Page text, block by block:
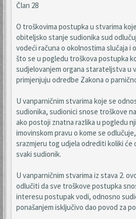
Član 28
O troškovima postupka u stvarima
obiteljsko stanje sudionika sud
vodeći računa o okolnostima slučaja i
što se u pogledu troškova postupka
sudjelovanjem organa starateljstva u
primjenjuju odredbe Zakona o
U vanparničnim stvarima koje se
sudionika, sudionici snose troškove
ako postoji znatna razlika u pogledu
imovinskom pravu o kome se
srazmjeru tog udjela odrediti koliki će
svaki sudionik.
U vanparničnim stvarima iz stava 2.
odlučiti da sve troškove postupka
interesu postupak vodi, odnosno
ponašanjem isključivo dao povod za